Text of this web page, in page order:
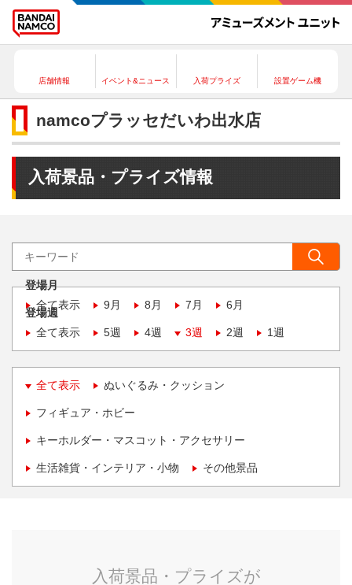
店舗情報 イベント&ニュース 入荷プライズ 設置ゲーム機
namcoプラッセだいわ出水店
入荷景品・プライズ情報
登場月
全て表示
9月 8月 7月 6月
登場週
全て表示
5週 4週 3週 2週 1週
全て表示 ぬいぐるみ・クッション
フィギュア・ホビー
キーホルダー・マスコット・アクセサリー
生活雑貨・インテリア・小物 その他景品